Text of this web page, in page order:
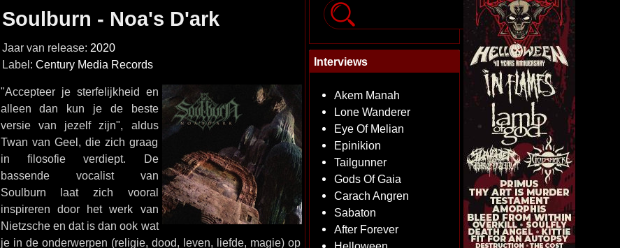
Soulburn - Noa's D'ark
Jaar van release: 2020
Label: Century Media Records
"Accepteer je sterfelijkheid en
alleen dan kun je de beste
versie van jezelf zijn", aldus
Twan van Geel, die zich graag
in filosofie verdiept. De
bassende vocalist van
Soulburn laat zich vooral
inspireren door het werk van
Nietzsche en dat is dan ook wat
je in de onderwerpen (religie, dood, leven, liefde, magie) op
Interviews
Akem Manah
Lone Wanderer
Eye Of Melian
Epinikion
Tailgunner
Gods Of Gaia
Carach Angren
Sabaton
After Forever